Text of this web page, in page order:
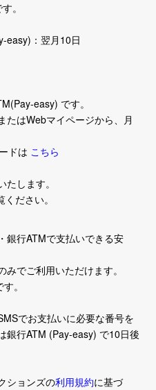
。
easy)：翌月10日
easy) です。
たはWebマイページから、月
ドは こちら
します。
ください。
銀行ATMで支払いできる安
でご利用いただけます。
。
でお支払いに必要な番号を
銀行ATM (Pay-easy) で10日後
ションズの利用規約に基づ